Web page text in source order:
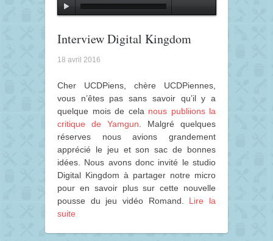
Interview Digital Kingdom
18 avril 2016
Cher UCDPiens, chère UCDPiennes,
vous n’êtes pas sans savoir qu’il y a
quelque mois de cela nous publiions la
critique de Yamgun . Malgré quelques
réserves nous avions grandement
apprécié le jeu et son sac de bonnes
idées. Nous avons donc invité le studio
Digital Kingdom à partager notre micro
pour en savoir plus sur cette nouvelle
pousse du jeu vidéo Romand. Lire la
suite